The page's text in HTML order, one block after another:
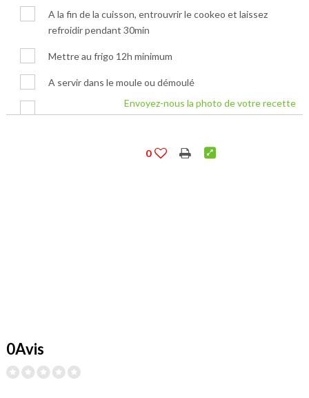
A la fin de la cuisson, entrouvrir le cookeo et laissez
refroidir pendant 30min
Mettre au frigo 12h minimum
A servir dans le moule ou démoulé
Envoyez-nous la photo de votre recette
0
0Avis